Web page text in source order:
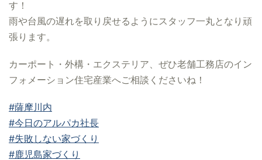
す！
雨や台風の遅れを取り戻せるようにスタッフ一丸となり頑
張ります。
カーポート・外構・エクステリア、ぜひ老舗工務店のイン
フォメーション住宅産業へご相談くださいね！
#薩摩川内
#今日のアルパカ社長
#失敗しない家づくり
#鹿児島家づくり